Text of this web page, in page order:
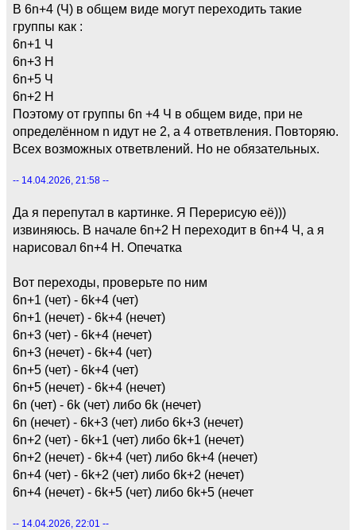
В 6n+4 (Ч) в общем виде могут переходить такие
группы как :
6n+1 Ч
6n+3 Н
6n+5 Ч
6n+2 Н
Поэтому от группы 6n +4 Ч в общем виде, при не
определённом n идут не 2, а 4 ответвления. Повторяю.
Всех возможных ответвлений. Но не обязательных.
-- 14.04.2026, 21:58 --
Да я перепутал в картинке. Я Перерисую её)))
извиняюсь. В начале 6n+2 Н переходит в 6n+4 Ч, а я
нарисовал 6n+4 Н. Опечатка
Вот переходы, проверьте по ним
6n+1 (чет) - 6k+4 (чет)
6n+1 (нечет) - 6k+4 (нечет)
6n+3 (чет) - 6k+4 (нечет)
6n+3 (нечет) - 6k+4 (чет)
6n+5 (чет) - 6k+4 (чет)
6n+5 (нечет) - 6k+4 (нечет)
6n (чет) - 6k (чет) либо 6k (нечет)
6n (нечет) - 6k+3 (чет) либо 6k+3 (нечет)
6n+2 (чет) - 6k+1 (чет) либо 6k+1 (нечет)
6n+2 (нечет) - 6k+4 (чет) либо 6k+4 (нечет)
6n+4 (чет) - 6k+2 (чет) либо 6k+2 (нечет)
6n+4 (нечет) - 6k+5 (чет) либо 6k+5 (нечет
-- 14.04.2026, 22:01 --